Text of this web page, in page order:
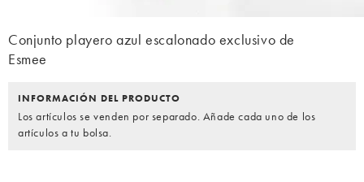
Conjunto playero azul escalonado exclusivo de
Esmee
INFORMACIÓN DEL PRODUCTO
Los artículos se venden por separado. Añade cada uno de los
artículos a tu bolsa.